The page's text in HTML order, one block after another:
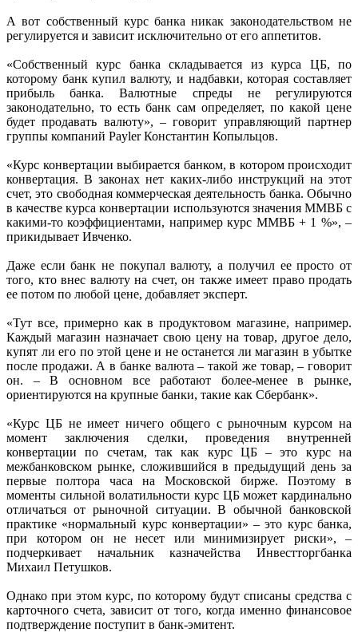
А вот собственный курс банка никак законодательством не
регулируется и зависит исключительно от его аппетитов.
«Собственный курс банка складывается из курса ЦБ, по
которому банк купил валюту, и надбавки, которая составляет
прибыль банка. Валютные спреды не регулируются
законодательно, то есть банк сам определяет, по какой цене
будет продавать валюту», – говорит управляющий партнер
группы компаний Payler Константин Копыльцов.
«Курс конвертации выбирается банком, в котором происходит
конвертация. В законах нет каких-либо инструкций на этот
счет, это свободная коммерческая деятельность банка. Обычно
в качестве курса конвертации используются значения ММВБ с
какими-то коэффициентами, например курс ММВБ + 1 %», –
прикидывает Ивченко.
Даже если банк не покупал валюту, а получил ее просто от
того, кто внес валюту на счет, он также имеет право продать
ее потом по любой цене, добавляет эксперт.
«Тут все, примерно как в продуктовом магазине, например.
Каждый магазин назначает свою цену на товар, другое дело,
купят ли его по этой цене и не останется ли магазин в убытке
после продажи. А в банке валюта – такой же товар, – говорит
он. – В основном все работают более-менее в рынке,
ориентируются на крупные банки, такие как Сбербанк».
«Курс ЦБ не имеет ничего общего с рыночным курсом на
момент заключения сделки, проведения внутренней
конвертации по счетам, так как курс ЦБ – это курс на
межбанковском рынке, сложившийся в предыдущий день за
первые полтора часа на Московской бирже. Поэтому в
моменты сильной волатильности курс ЦБ может кардинально
отличаться от рыночной ситуации. В обычной банковской
практике «нормальный курс конвертации» – это курс банка,
при котором он не несет или минимизирует риски», –
подчеркивает начальник казначейства Инвест­торгбанка
Михаил Петушков.
Однако при этом курс, по которому будут списаны средства с
карточного счета, зависит от того, когда именно финансовое
подтверждение поступит в банк-эмитент.